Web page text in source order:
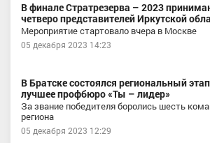
В финале Стратрезерва – 2023
четверо представителей Иркутской
Мероприятие стартовало вчера в Москве
05 декабря 2023 14:23
В Братске состоялся региональный
лучшее профбюро «Ты – лидер»
За звание победителя боролись шесть
региона
05 декабря 2023 12:29